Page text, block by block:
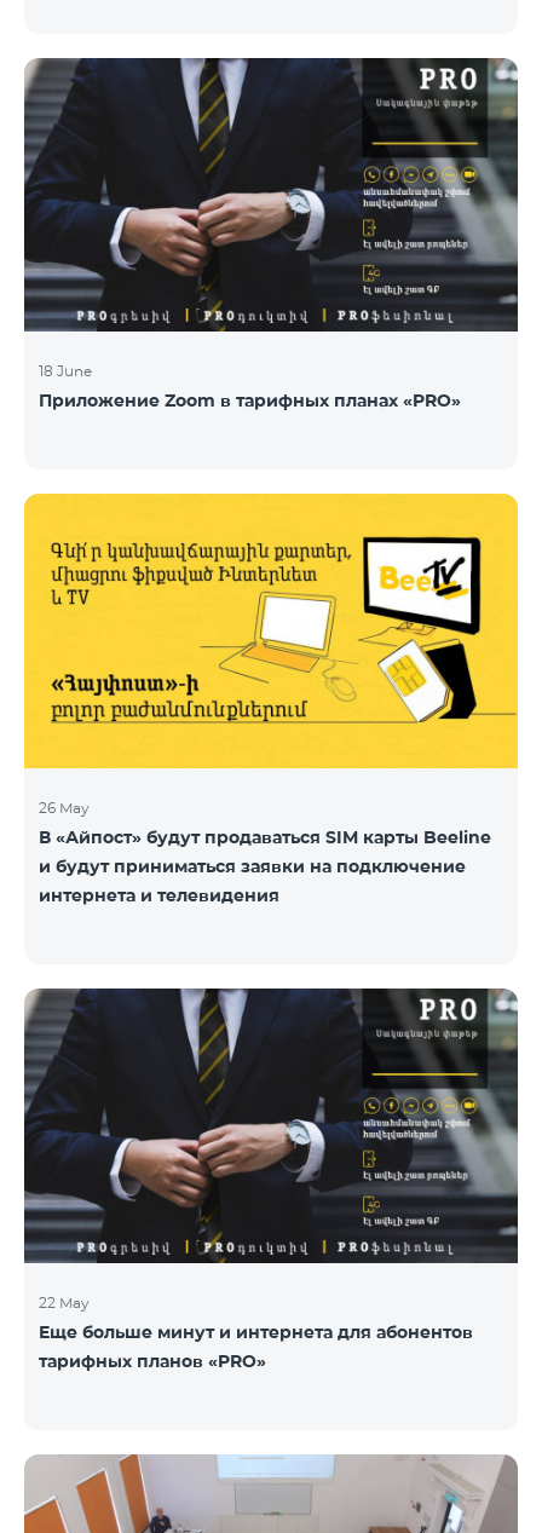
18 June
Приложение Zoom в тарифных планах «PRO»
26 May
В «Айпост» будут продаваться SIM карты Beeline
и будут приниматься заявки на подключение
интернета и телевидения
22 May
Еще больше минут и интернета для абонентов
тарифных планов «PRO»